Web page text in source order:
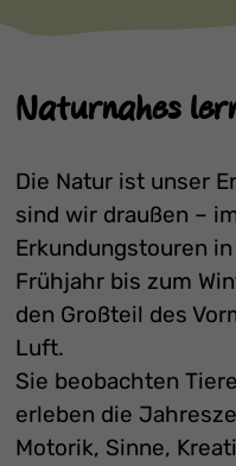
Naturnahes
Die Natur ist unser
sind wir draußen –
Erkundungstouren in
Frühjahr bis zum
den Großteil des
Luft.
Sie beobachten
erleben die
Motorik, Sinne,